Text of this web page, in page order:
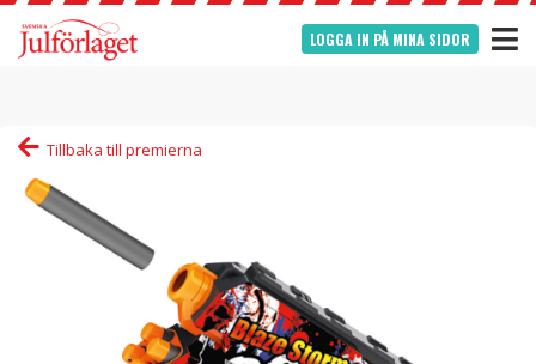
LOGGA IN PÅ MINA SIDOR
Tillbaka till premierna